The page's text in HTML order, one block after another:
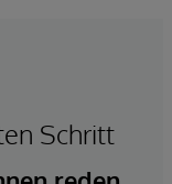
Schritt